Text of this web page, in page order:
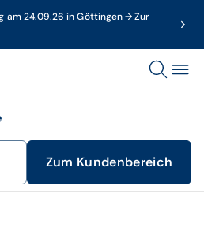
am 24.09.26 in Göttingen → Zur
Zum Kundenbereich